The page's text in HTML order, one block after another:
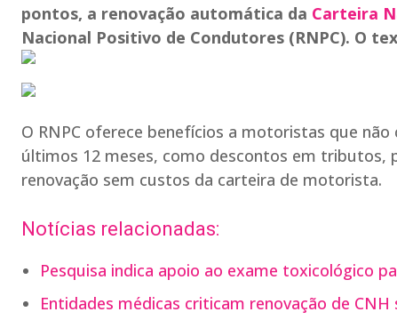
pontos, a renovação automática da Carteira
Nacional Positivo de Condutores (RNPC). O
O RNPC oferece benefícios a motoristas que
últimos 12 meses, como descontos em tributos,
renovação sem custos da carteira de motorista.
Notícias relacionadas:
Pesquisa indica apoio ao exame toxicológico
Entidades médicas criticam renovação de